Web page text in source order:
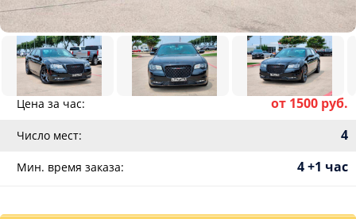
Цена за час: от 1500 руб.
Число мест: 4
Мин. время заказа: 4 +1 час